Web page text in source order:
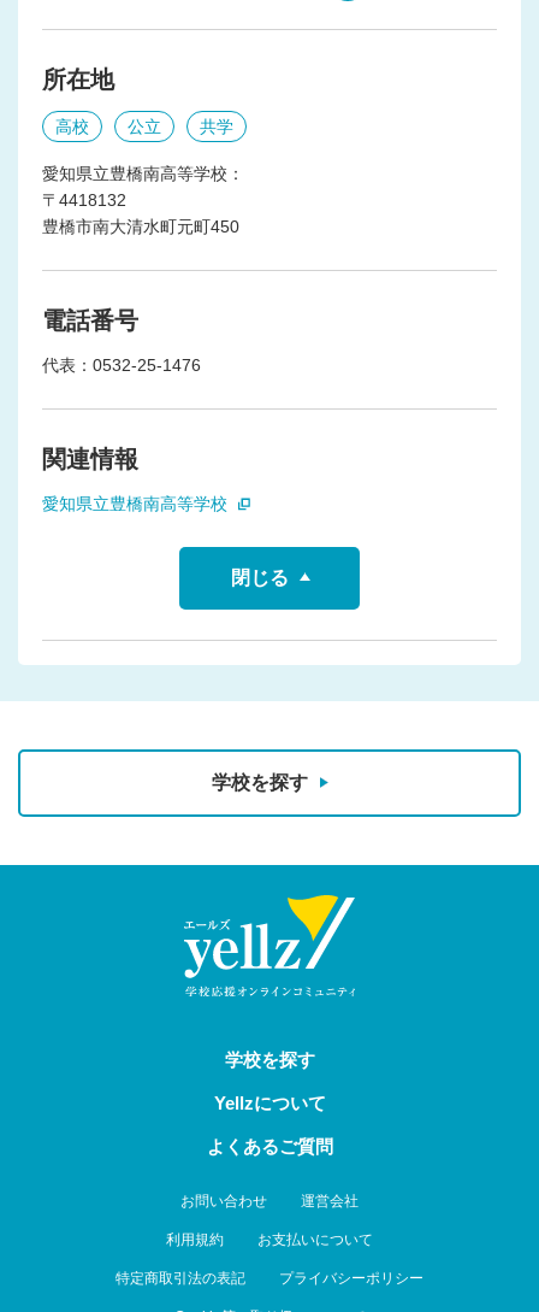
所在地
高校 公立 共学
愛知県立豊橋南高等学校：
〒4418132
豊橋市南大清水町元町450
電話番号
代表：0532-25-1476
関連情報
愛知県立豊橋南高等学校
閉じる
学校を探す
学校を探す
Yellzについて
よくあるご質問
お問い合わせ 運営会社
利用規約 お支払いについて
特定商取引法の表記 プライバシーポリシー